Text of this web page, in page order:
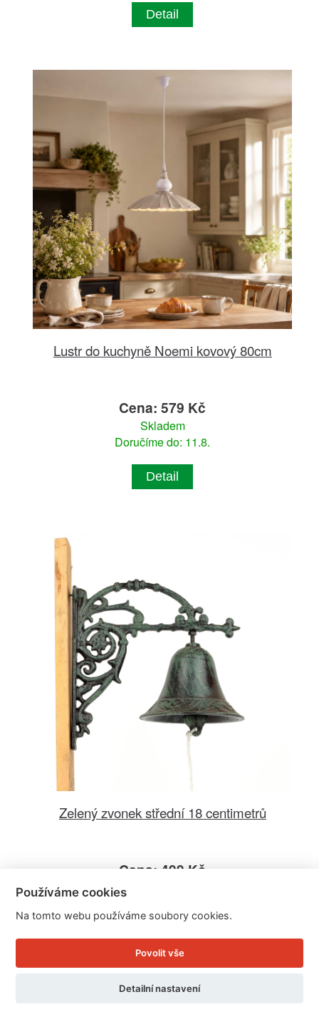
Detail
Lustr do kuchyně Noemi kovový 80cm
Cena: 579 Kč
Skladem
Doručíme do: 11.8.
Detail
Zelený zvonek střední 18 centimetrů
Cena: 499 Kč
Detail
Používáme cookies
Na tomto webu používáme soubory cookies.
Povolit vše
Detailní nastavení